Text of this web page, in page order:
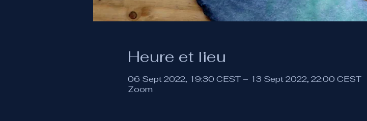
Heure et lieu
06 Sept 2022, 19:30 CEST – 13 Sept 2022, 22:00 CEST
Zoom